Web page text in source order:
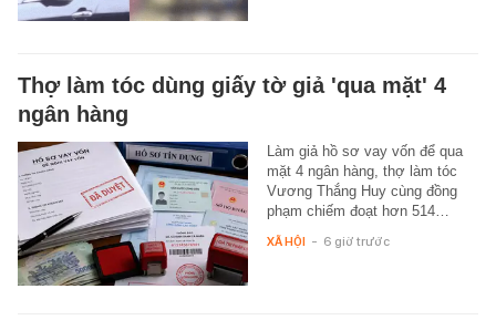
Thợ làm tóc dùng giấy tờ giả 'qua mặt' 4
ngân hàng
Làm giả hồ sơ vay vốn để qua
mặt 4 ngân hàng, thợ làm tóc
Vương Thắng Huy cùng đồng
phạm chiếm đoạt hơn 514…
XÃ HỘI - 6 giờ trước